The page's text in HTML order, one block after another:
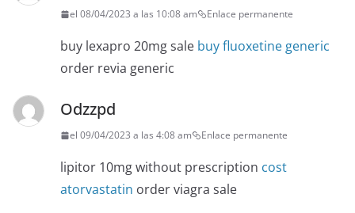
el 08/04/2023 a las 10:08 am Enlace permanente
buy lexapro 20mg sale buy fluoxetine generic
order revia generic
Odzzpd
el 09/04/2023 a las 4:08 am Enlace permanente
lipitor 10mg without prescription cost
atorvastatin order viagra sale